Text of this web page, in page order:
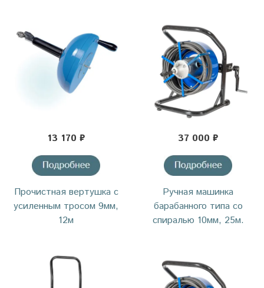
13 170 ₽
Прочистная вертушка с
усиленным тросом 9мм,
12м
37 000 ₽
Ручная машинка
барабанного типа со
спиралью 10мм, 25м.